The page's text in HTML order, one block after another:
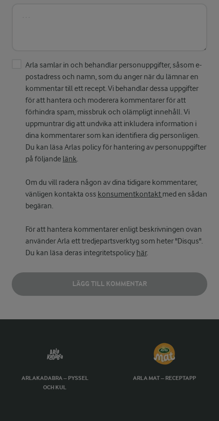
Arla samlar in och behandlar personuppgifter, såsom e-
postadress och namn, som du anger när du lämnar en
kommentar till ett recept. Vi behandlar dessa uppgifter
för att hantera och moderera kommentarer för att
förhindra spam, missbruk och olämpligt innehåll. Vi
uppmuntrar dig att undvika att inkludera information i
dina kommentarer som kan identifiera dig personligen.
Du kan läsa Arlas policy för hantering av personuppgifter
på följande länk.
Om du vill radera någon av dina tidigare kommentarer,
vänligen kontakta oss konsumentkontakt med en sådan
begäran.
För att hantera kommentarer enligt beskrivningen ovan
använder Arla ett tredjepartsverktyg som heter "Disqus".
Du kan läsa deras integritetspolicy här.
LÄGG TILL KOMMENTAR
ARLAKADABRA – PYSSEL
OCH KUL
ARLA MAT – RECEPTAPP